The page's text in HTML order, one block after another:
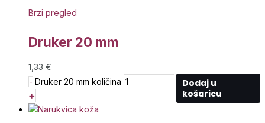
Brzi pregled
Druker 20 mm
1,33 €
- Druker 20 mm količina
+
Dodaj u
košaricu